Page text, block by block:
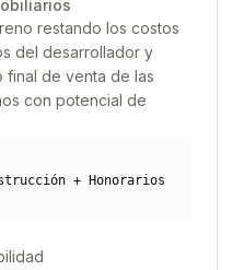
restando los costos
del desarrollador y
final de venta de las
con potencial de
+ Honorarios